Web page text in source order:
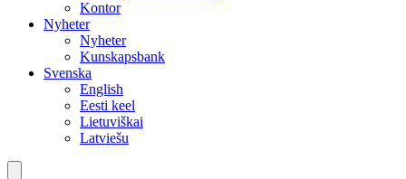
Kontor
Nyheter
Nyheter
Kunskapsbank
Svenska
English
Eesti keel
Lietuviškai
Latviešu